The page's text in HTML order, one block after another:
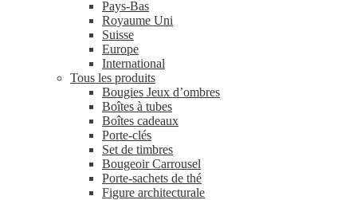
Pays-Bas
Royaume Uni
Suisse
Europe
International
Tous les produits
Bougies Jeux d’ombres
Boîtes à tubes
Boîtes cadeaux
Porte-clés
Set de timbres
Bougeoir Carrousel
Porte-sachets de thé
Figure architecturale